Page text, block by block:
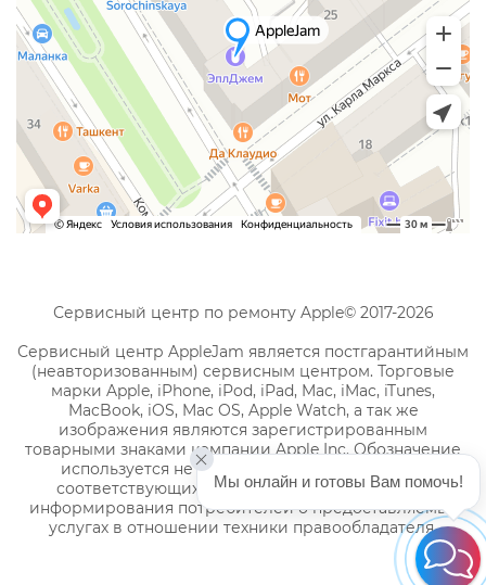
Сервисный центр по ремонту Apple© 2017-2026
Сервисный центр AppleJam является постгарантийным
(неавторизованным) сервисным центром. Торговые
марки Apple, iPhone, iPod, iPad, Mac, iMac, iTunes,
MacBook, iOS, Mac OS, Apple Watch, а так же
изображения являются зарегистрированным
товарными знаками компании Apple Inc. Обозначение
используется не с целью индивидуализации
соответствующих услуг по ремонту, а с целью
информирования потребителей о предоставляемых
услугах в отношении техники правообладателя.
Мы онлайн и готовы Вам помочь!